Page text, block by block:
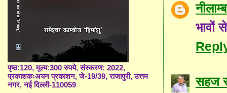
भावों
सहज
पृष्ठ:120, मूल्य:300 रुपये, संस्करण: 2022,
प्रकाशकःअयन प्रकाशन, जे-19/39, राजापुरी, उत्तम
नगर, नई दिल्ली-110059